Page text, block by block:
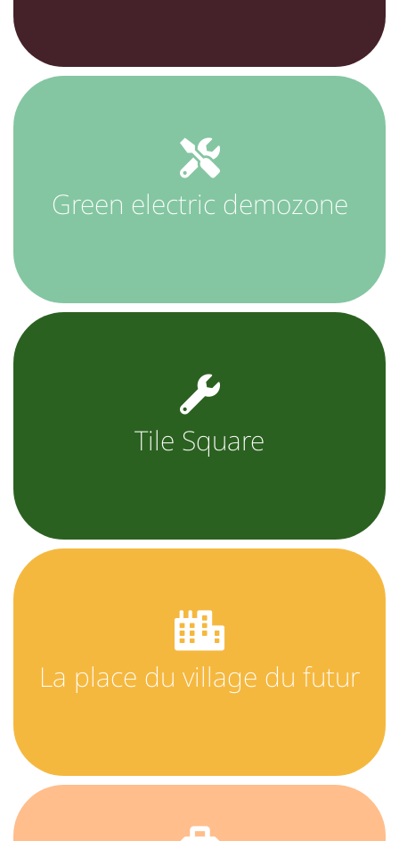
Green electric demozone
Tile Square
La place du village du futur